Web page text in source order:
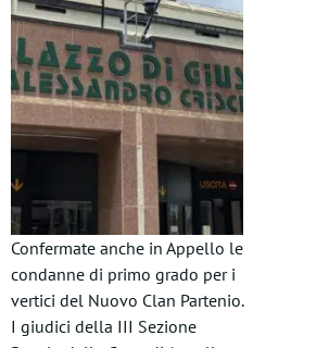
Confermate anche in Appello le
condanne di primo grado per i
vertici del Nuovo Clan Partenio.
I giudici della III Sezione